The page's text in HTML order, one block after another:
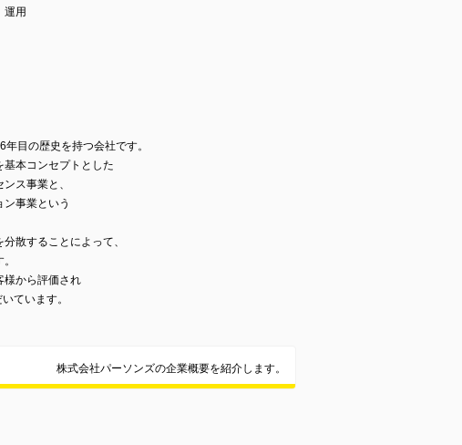
運用
目の歴史を持つ会社です。
基本コンセプトとした
ス事業と、
事業という
散することによって、
様から評価され
ています。
株式会社パーソンズの企業概要を紹介します。